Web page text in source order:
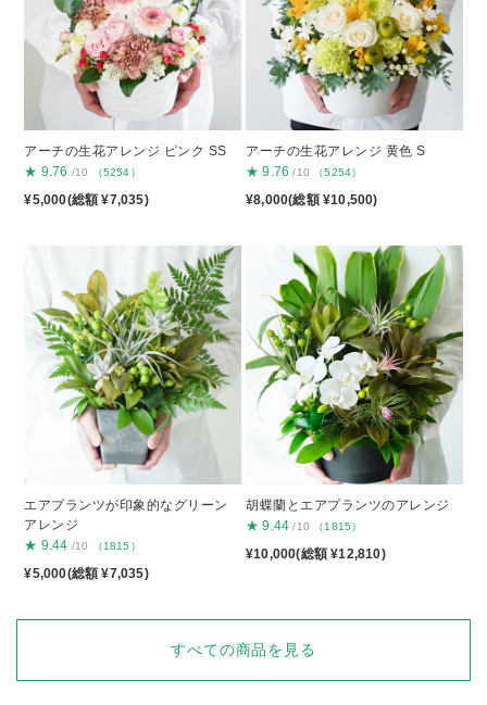
アーチの生花アレンジ ピンク SS
★ 9.76 /10 （5254）
¥5,000(総額 ¥7,035)
アーチの生花アレンジ 黄色 S
★ 9.76 /10 （5254）
¥8,000(総額 ¥10,500)
エアプランツが印象的なグリーン
アレンジ
★ 9.44 /10 （1815）
¥5,000(総額 ¥7,035)
胡蝶蘭とエアプランツのアレンジ
★ 9.44 /10 （1815）
¥10,000(総額 ¥12,810)
すべての商品を見る